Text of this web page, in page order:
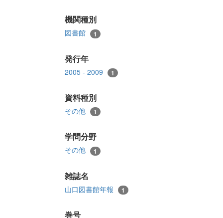
機関種別
図書館 1
発行年
2005 - 2009 1
資料種別
その他 1
学問分野
その他 1
雑誌名
山口図書館年報 1
巻号